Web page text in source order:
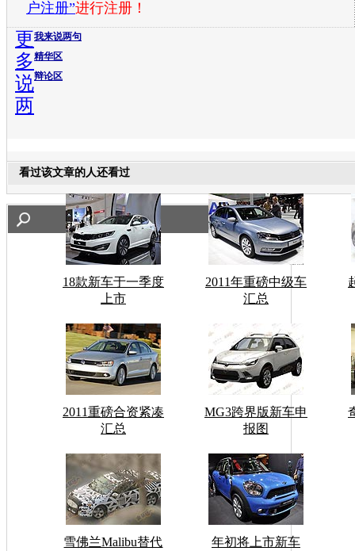
户注册”进行注册！
我来说两句
精华区
辩论区
更
多
说
两
看过该文章的人还看过
18款新车于一季度
上市
2011年重磅中级车
汇总
2011重磅合资紧凑
汇总
MG3跨界版新车申
报图
雪佛兰Malibu替代
年初将上市新车